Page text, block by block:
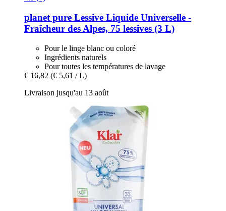
planet pure Lessive Liquide Universelle -​
Fraîcheur des Alpes, 75 lessives (3 L)
Pour le linge blanc ou coloré
Ingrédients naturels
Pour toutes les températures de lavage
€ 16,82 (€ 5,61 / L)
Livraison jusqu'au 13 août